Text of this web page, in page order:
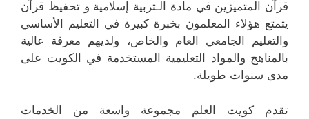
قرآن المتميزين في مادة الـتربية إسلامية و تحفيظ قرآن
يتمتع هؤلاء المعلمون بخبرة كبيرة في التعليم الأساسي
والتعليم الجامعي العام والخاص، ولديهم معرفة عالية
بالمناهج والمواد التعليمية المستخدمة في الكويت على
مدى سنوات طويلة.
تقدم كويت العلم مجموعة واسعة من الخدمات